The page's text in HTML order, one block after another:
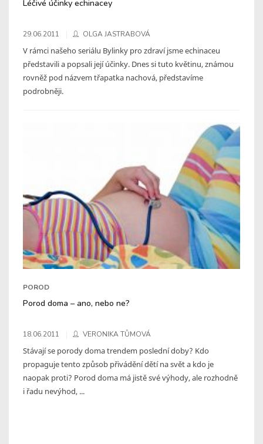
Léčivé účinky echinacey
29.06.2011 OLGA JASTRABOVÁ
V rámci našeho seriálu Bylinky pro zdraví jsme echinaceu
představili a popsali její účinky. Dnes si tuto květinu, známou
rovněž pod názvem třapatka nachová, představíme
podrobněji.
POROD
Porod doma – ano, nebo ne?
18.06.2011 VERONIKA TŮMOVÁ
Stávají se porody doma trendem poslední doby? Kdo
propaguje tento způsob přivádění dětí na svět a kdo je
naopak proti? Porod doma má jistě své výhody, ale rozhodně
i řadu nevýhod, ...